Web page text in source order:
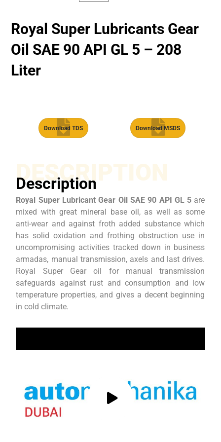
Royal Super Lubricants Gear
Oil SAE 90 API GL 5 – 208
Liter
Download TDS Download MSDS
DESCRIPTION
Description
Royal Super Lubricant Gear Oil SAE 90 API GL 5 are
mixed with great mineral base oil, as well as some
anti-wear and against froth added substance which
has solid oxidation and frothing obstruction use in
uncompromising activities tracked down in business
armadas, manual transmission, axels and last drives.
Royal Super Gear oil for manual transmission
safeguards against rust and consumption and low
temperature properties, and gives a decent beginning
in cold climate.